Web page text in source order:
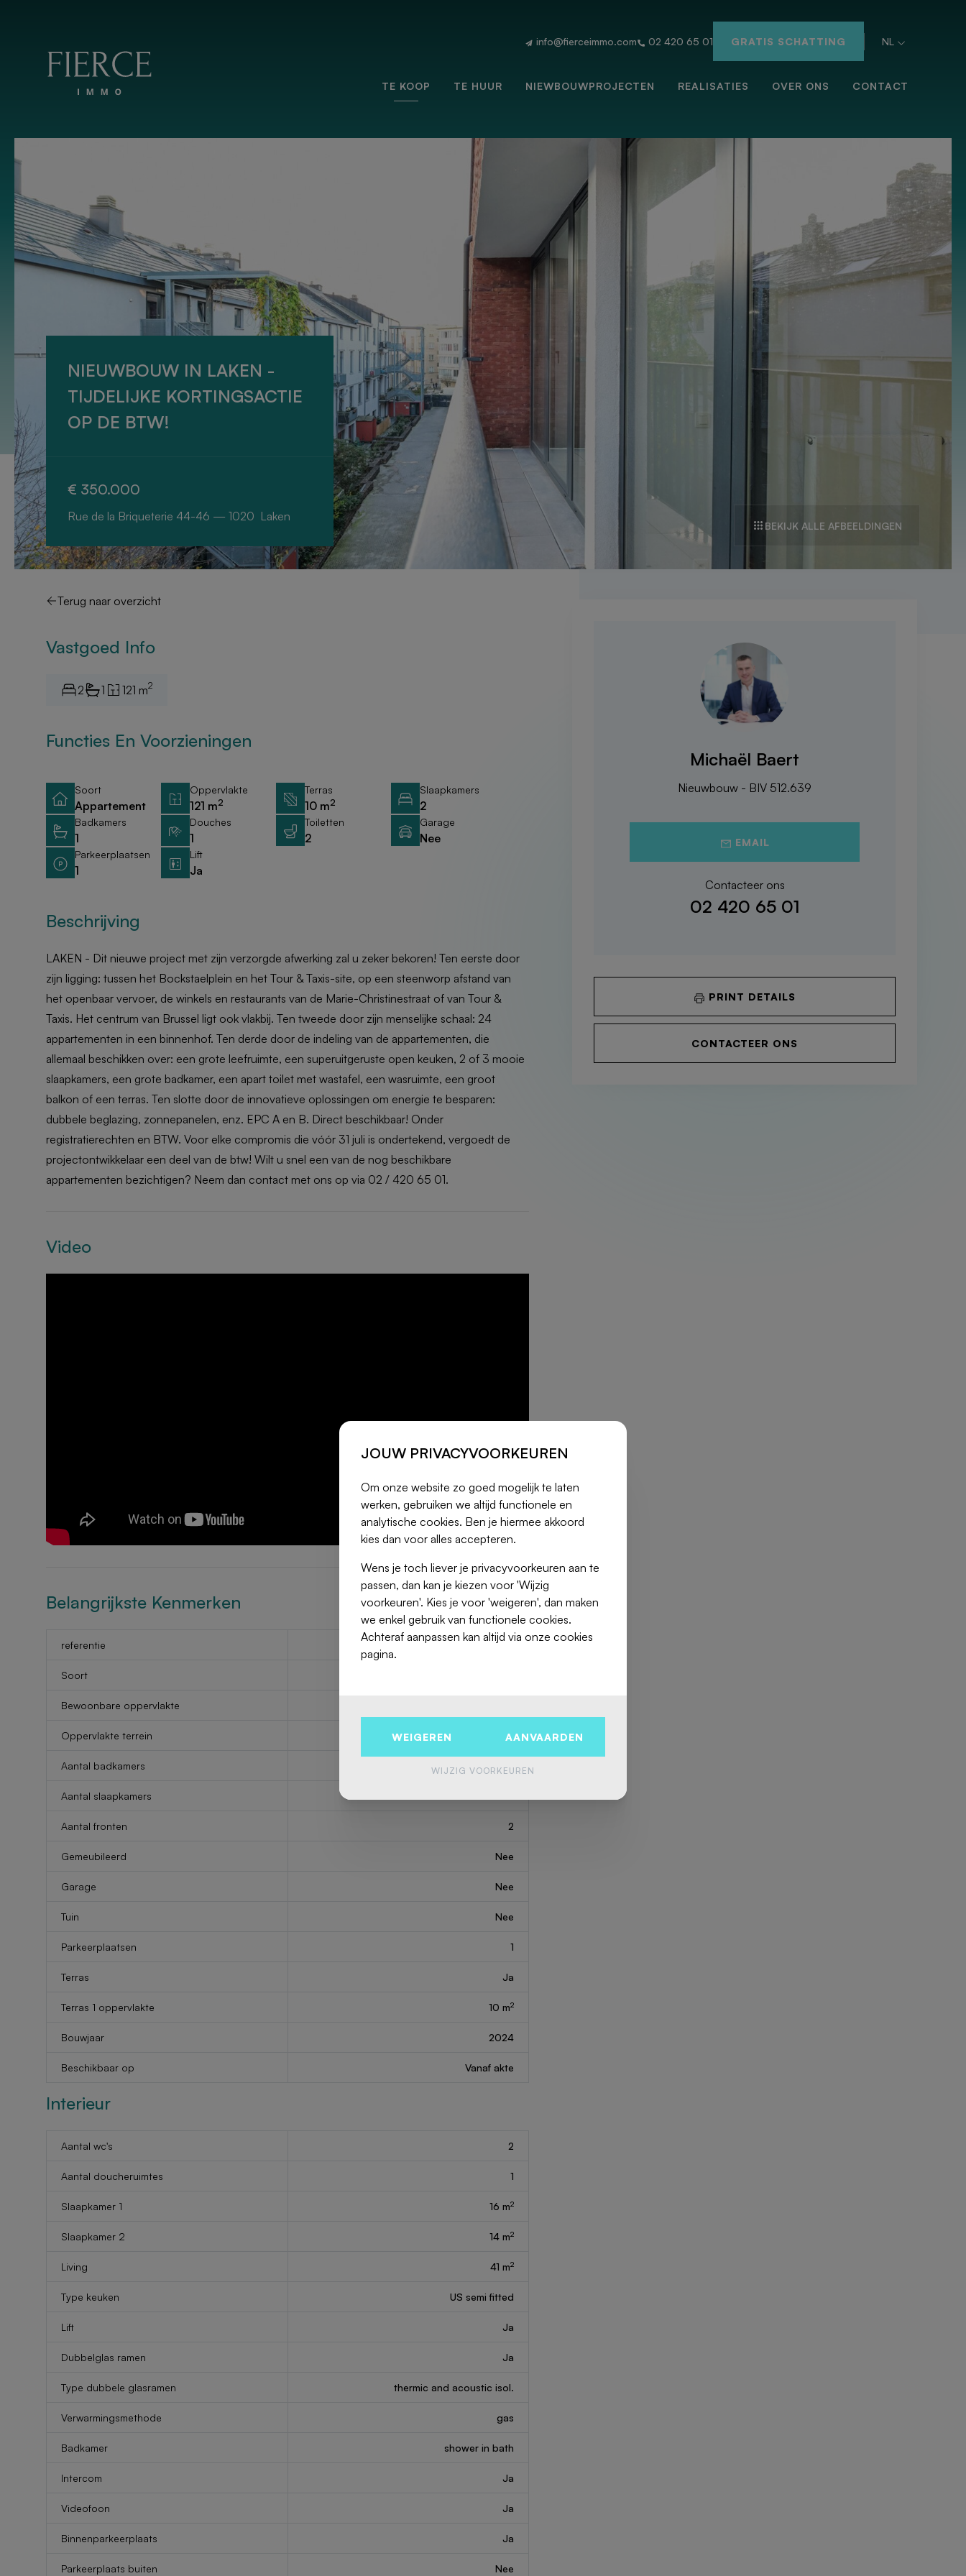
info@fierceimmo.com 02 420 65 01 GRATIS SCHATTING NL
TE KOOP TE HUUR NIEWBOUWPROJECTEN REALISATIES OVER ONS CONTACT
BEKIJK ALLE AFBEELDINGEN
NIEUWBOUW IN LAKEN -
TIJDELIJKE KORTINGSACTIE
OP DE BTW!
€ 350.000
Rue de la Briqueterie 44-46 — 1020 Laken
Terug naar overzicht
Vastgoed Info
2 1 121 m2
Functies En Voorzieningen
Soort
Appartement
Oppervlakte
121 m2
Terras
10 m2
Slaapkamers
2
Badkamers
1
Douches
1
Toiletten
2
Garage
Nee
Parkeerplaatsen
1
Lift
Ja
Beschrijving
LAKEN - Dit nieuwe project met zijn verzorgde afwerking zal u zeker bekoren! Ten eerste door
zijn ligging: tussen het Bockstaelplein en het Tour & Taxis-site, op een steenworp afstand van
het openbaar vervoer, de winkels en restaurants van de Marie-Christinestraat of van Tour &
Taxis. Het centrum van Brussel ligt ook vlakbij. Ten tweede door zijn menselijke schaal: 24
appartementen in een binnenhof. Ten derde door de indeling van de appartementen, die
allemaal beschikken over: een grote leefruimte, een superuitgeruste open keuken, 2 of 3 mooie
slaapkamers, een grote badkamer, een apart toilet met wastafel, een wasruimte, een groot
balkon of een terras. Ten slotte door de innovatieve oplossingen om energie te besparen:
dubbele beglazing, zonnepanelen, enz. EPC A en B. Direct beschikbaar! Onder
registratierechten en BTW. Voor elke compromis die vóór 31 juli is ondertekend, vergoedt de
projectontwikkelaar een deel van de btw! Wilt u snel een van de nog beschikbare
appartementen bezichtigen? Neem dan contact met ons op via 02 / 420 65 01.
Video
Belangrijkste Kenmerken
referentie 7622835
Soort
Bewoonbare oppervlakte
Oppervlakte terrein 1780 m
Aantal badkamers 1
Aantal slaapkamers
Aantal fronten 2
Gemeubileerd Nee
Garage Nee
Tuin Nee
Parkeerplaatsen 1
Terras Ja
Terras 1 oppervlakte 10 m2
Bouwjaar 2024
Beschikbaar op Vanaf akte
Interieur
Aantal wc's 2
Aantal doucheruimtes 1
Slaapkamer 1 16 m2
Slaapkamer 2 14 m2
Living 41 m2
Type keuken US semi fitted
Lift Ja
Dubbelglas ramen Ja
Type dubbele glasramen thermic and acoustic isol.
Verwarmingsmethode gas
Badkamer shower in bath
Intercom Ja
Videofoon Ja
Binnenparkeerplaats Ja
Parkeerplaats buiten Nee
Michaël Baert
Nieuwbouw - BIV 512.639
EMAIL
Contacteer ons
02 420 65 01
PRINT DETAILS
CONTACTEER ONS
JOUW PRIVACYVOORKEUREN
Om onze website zo goed mogelijk te laten
werken, gebruiken we altijd functionele en
analytische cookies. Ben je hiermee akkoord
kies dan voor alles accepteren.
Wens je toch liever je privacyvoorkeuren aan te
passen, dan kan je kiezen voor 'Wijzig
voorkeuren'. Kies je voor 'weigeren', dan maken
we enkel gebruik van functionele cookies.
Achteraf aanpassen kan altijd via onze cookies
pagina.
WEIGEREN AANVAARDEN
WIJZIG VOORKEUREN